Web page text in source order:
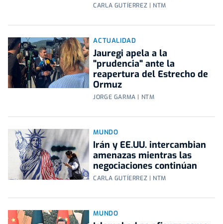
CARLA GUTÍERREZ | NTM
ACTUALIDAD
Jauregi apela a la
"prudencia" ante la
reapertura del Estrecho de
Ormuz
JORGE GARMA | NTM
MUNDO
Irán y EE.UU. intercambian
amenazas mientras las
negociaciones continúan
CARLA GUTÍERREZ | NTM
MUNDO